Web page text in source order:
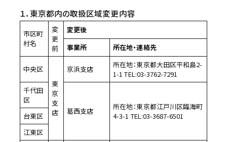
お問い合わせ
よくある質問
１．東京都内の取扱区域変更内容
市区町
村名
変
更
前
変更後
事業所
所在地・連絡先
中央区
東
京
支
店
京浜支店
所在地：東京都大田区平和島2-
1-1 TEL:03-3762-7291
千代田
区
葛西支店
所在地：東京都江戸川区臨海町
4-3-1 TEL:03-3687-6501
台東区
江東区